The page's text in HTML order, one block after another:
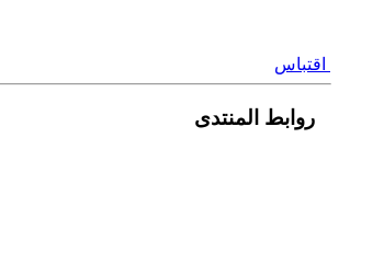
اقتباس
روابط المنتدى